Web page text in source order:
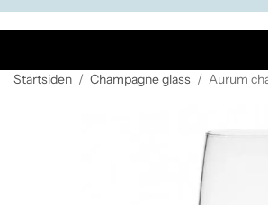
Startsiden / Champagne glass / Aurum